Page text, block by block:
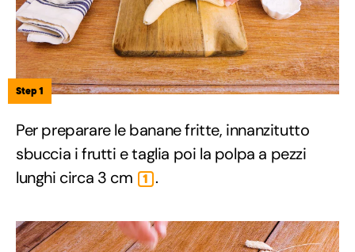
Step 1
Per preparare le banane fritte, innanzitutto
sbuccia i frutti e taglia poi la polpa a pezzi
lunghi circa 3 cm
1 .